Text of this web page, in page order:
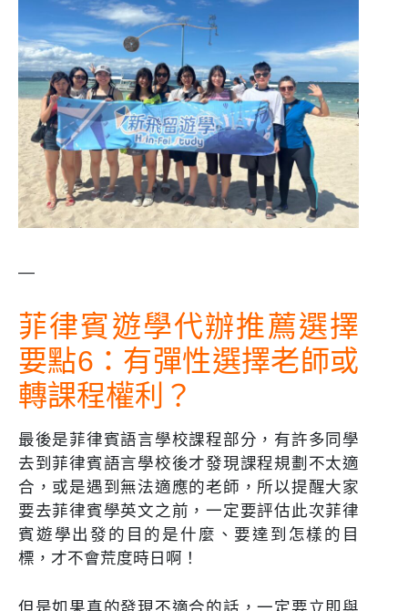
—
菲律賓遊學代辦推薦選擇
要點6：有彈性選擇老師或
轉課程權利？
最後是菲律賓語言學校課程部分，有許多同學
去到菲律賓語言學校後才發現課程規劃不太適
合，或是遇到無法適應的老師，所以提醒大家
要去菲律賓學英文之前，一定要評估此次菲律
賓遊學出發的目的是什麼、要達到怎樣的目
標，才不會荒度時日啊！